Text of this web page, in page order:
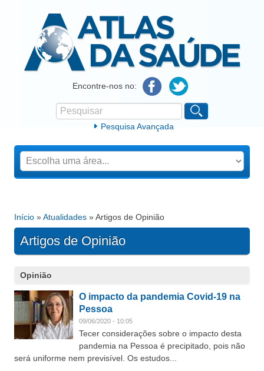
Atlas da SaúdeEncontre-nos no:
Formulário de procura
Pesquisar
Pesquisa Avançada
Está aqui
Início »Atualidades » Artigos de Opinião
Artigos de Opinião
Opinião
O impacto da pandemia Covid-19 na
Pessoa
09/06/2020 - 10:05
Tecer considerações sobre o impacto desta
pandemia na Pessoa é precipitado, pois não
será uniforme nem previsível. Os estudos...